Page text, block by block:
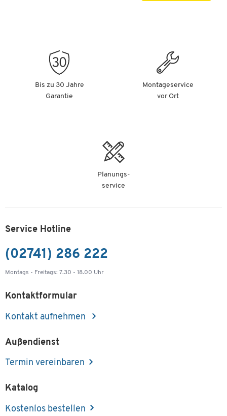
Bis zu 30 Jahre
Garantie
Montageservice
vor Ort
Planungs-
service
Service Hotline
(02741) 286 222
Montags - Freitags: 7.30 - 18.00 Uhr
Kontaktformular
Kontakt aufnehmen
Außendienst
Termin vereinbaren
Katalog
Kostenlos bestellen